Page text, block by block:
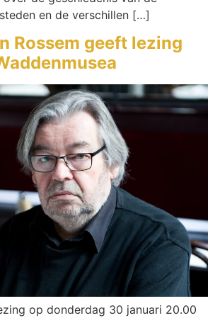
en de verschillen […]
Rossem geeft lezing
op donderdag 30 januari 20.00